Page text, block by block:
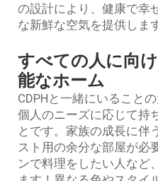
の設計により、健康で幸
な新鮮な空気を提供しま
すべての人に向
能なホーム
CDPHと一緒にいること
個人のニーズに応じて持
とです。家族の成長に伴
スト用の余分な部屋が必
ンで料理をしたい人など